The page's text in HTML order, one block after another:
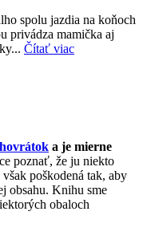
spolu jazdia na koňoch
privádza mamička aj
Čítať viac
a je mierne
poznať, že ju niekto
poškodená tak, aby
obsahu. Knihu sme
obaloch